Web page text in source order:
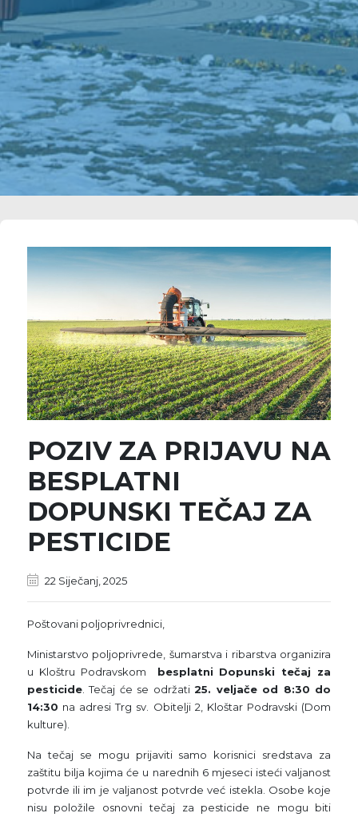
POZIV ZA PRIJAVU NA
BESPLATNI
DOPUNSKI TEČAJ ZA
PESTICIDE
22 Siječanj, 2025
Poštovani poljoprivrednici,
Ministarstvo poljoprivrede, šumarstva i ribarstva organizira
u Kloštru Podravskom besplatni Dopunski tečaj za
pesticide. Tečaj će se održati25. veljače od 8:30 do
14:30 na adresi Trg sv. Obitelji 2, Kloštar Podravski (Dom
kulture).
Na tečaj se mogu prijaviti samo korisnici sredstava za
zaštitu bilja kojima će u narednih 6 mjeseci isteći valjanost
potvrde ili im je valjanost potvrde već istekla. Osobe koje
nisu položile osnovni tečaj za pesticide ne mogu biti